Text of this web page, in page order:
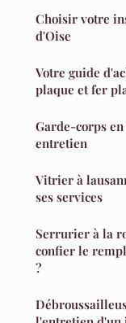
Choisir votre
d'Oise
Votre guide
plaque et fer
Garde-corps
entretien
Vitrier à
ses services
Serrurier à la
confier le
?